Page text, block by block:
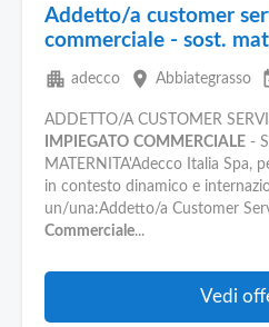
Blog
Pubblica
Offerte
Area
Addetto/a customer
commerciale - sost.
apartment adecco place Abbiategrasso
ADDETTO/A CUSTOMER
IMPIEGATO COMMERCIALE -
MATERNITA'Adecco Italia Spa,
in contesto dinamico e
un/una:Addetto/a Customer
Commerciale...
Vedi